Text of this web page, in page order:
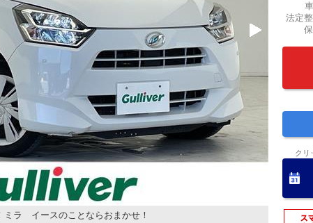
ラ イースのことならおまかせ！
法定
クリ